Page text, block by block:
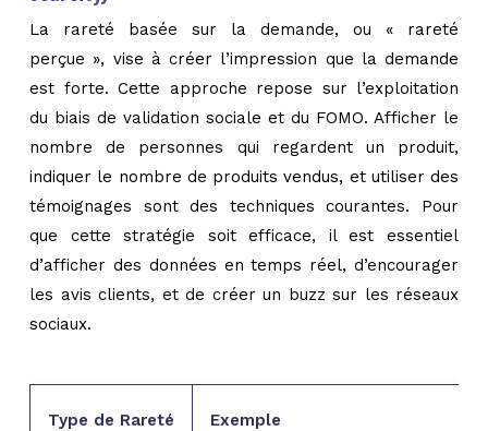
La rareté basée sur la demande, ou « rareté
perçue », vise à créer l’impression que la demande
est forte. Cette approche repose sur l’exploitation
du biais de validation sociale et du FOMO. Afficher le
nombre de personnes qui regardent un produit,
indiquer le nombre de produits vendus, et utiliser des
témoignages sont des techniques courantes. Pour
que cette stratégie soit efficace, il est essentiel
d’afficher des données en temps réel, d’encourager
les avis clients, et de créer un buzz sur les réseaux
sociaux.
Type de Rareté Exemple